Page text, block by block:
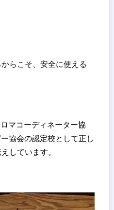
らこそ、安全に使える
マコーディネーター協
協会の認定校として正し
しています。